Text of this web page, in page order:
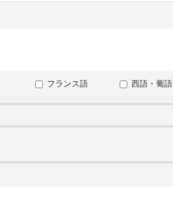
フランス語
西語・葡語